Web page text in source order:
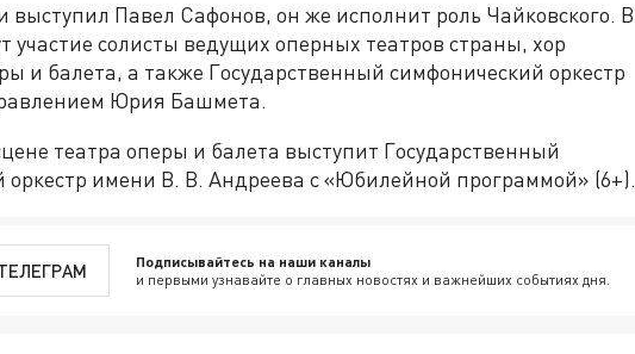
выступил Павел Сафонов, он же исполнит роль Чайковского. В
участие солисты ведущих оперных театров страны, хор
и балета, а также Государственный симфонический оркестр
Юрия Башмета.
театра оперы и балета выступит Государственный
оркестр имени В. В. Андреева с «Юбилейной программой» (6+).
Подписывайтесь на наши каналы
и первыми узнавайте о главных новостях и важнейших событиях дня.